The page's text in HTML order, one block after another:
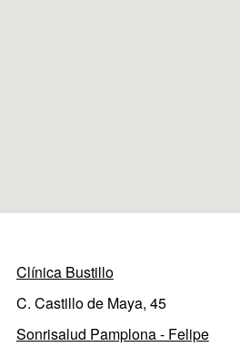
Clínica Bustillo
C. Castillo de Maya, 45
Sonrisalud Pamplona - Felipe